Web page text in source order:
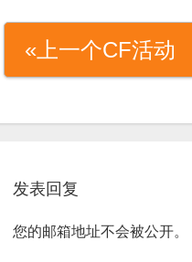
«上一个CF活动
发表回复
您的邮箱地址不会被公开。